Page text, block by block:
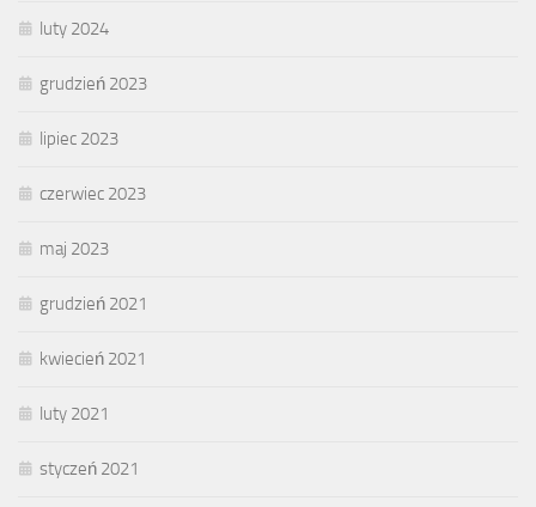
luty 2024
grudzień 2023
lipiec 2023
czerwiec 2023
maj 2023
grudzień 2021
kwiecień 2021
luty 2021
styczeń 2021